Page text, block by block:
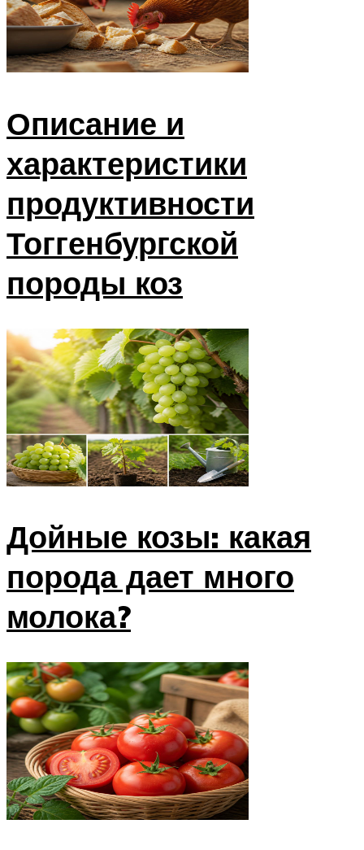
Описание и
характеристики
продуктивности
Тоггенбургской
породы коз
Дойные козы: какая
порода дает много
молока?